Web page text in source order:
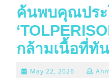
ค้นพบคุณปร
กล้ามเนื้อที่ทั
May 22, 2026 May